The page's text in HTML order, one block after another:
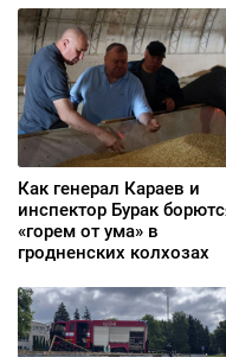
Как генерал Караев и
инспектор Бурак
«горем от ума» в
гродненских колхозах